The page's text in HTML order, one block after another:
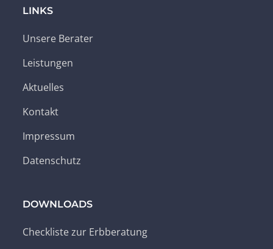
LINKS
Unsere Berater
Leistungen
Aktuelles
Kontakt
Impressum
Datenschutz
DOWNLOADS
Checkliste zur Erbberatung